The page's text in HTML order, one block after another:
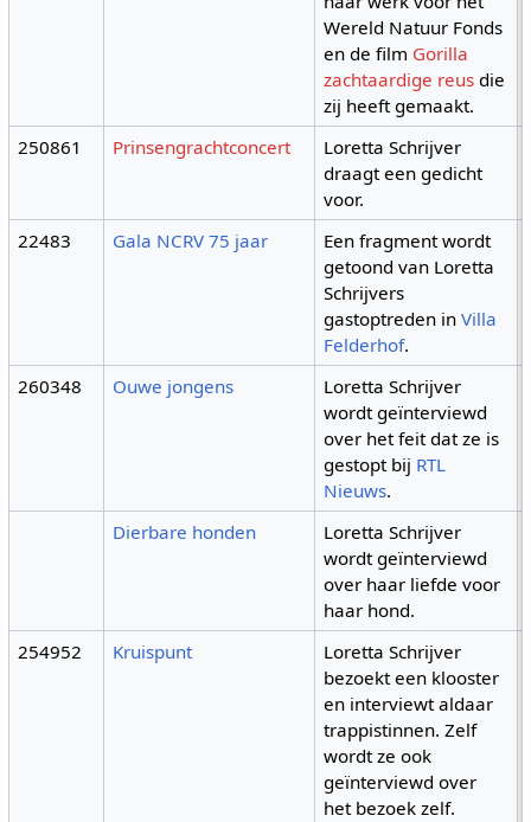
Wereld Natuur Fonds
en de film Gorilla
zachtaardige reus die
zij heeft gemaakt.
250861
Prinsengrachtconcert
Loretta Schrijver
draagt een gedicht
voor.
22483 Gala NCRV 75 jaar
Een fragment wordt
getoond van Loretta
Schrijvers
gastoptreden inVilla
Felderhof.
260348 Ouwe jongens
Loretta Schrijver
wordt geïnterviewd
over het feit dat ze is
gestopt bij RTL
Nieuws.
Dierbare honden
Loretta Schrijver
wordt geïnterviewd
over haar liefde voor
haar hond.
254952 Kruispunt
Loretta Schrijver
bezoekt een klooster
en interviewt aldaar
trappistinnen. Zelf
wordt ze ook
geïnterviewd over
het bezoek zelf.